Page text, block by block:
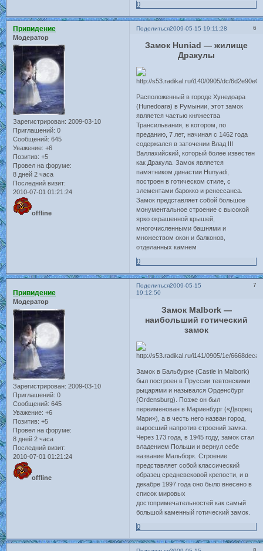
0
Поделиться 6
2009-05-15 19:11:28
Привидение
Модератор
Зарегистрирован: 2009-03-10
Приглашений: 0
Сообщений: 645
Уважение: +6
Позитив: +5
Провел на форуме:
8 дней 2 часа
Последний визит:
2010-07-01 01:21:24
offline
Замок Huniad — жилище
Дракулы
Расположенный в городе Хунедоара
(Hunedoara) в Румынии, этот замок
является частью княжества
Трансильвания, в котором, по
преданию, 7 лет, начиная с 1462 года
содержался в заточении Влад III
Валлахийский, который более известен
как Дракула. Замок является
памятником династии Hunyadi,
построен в готическом стиле, с
элементами барокко и ренессанса.
Замок представляет собой большое
монументальное строение с высокой
ярко окрашенной крышей,
многочисленными башнями и
множеством окон и балконов,
отделанных камнем
0
Поделиться 7
2009-05-15
19:12:50
Привидение
Модератор
Зарегистрирован: 2009-03-10
Приглашений: 0
Сообщений: 645
Уважение: +6
Позитив: +5
Провел на форуме:
8 дней 2 часа
Последний визит:
2010-07-01 01:21:24
offline
Замок Malbork —
наибольший готический
замок
Замок в Бальбурке (Castle in Malbork)
был построен в Пруссии тевтонскими
рыцарями и назывался Орденсбург
(Ordensburg). Позже он был
переименован в Мариенбург («Дворец
Мари»), а в честь него назван город,
выросший напротив строений замка.
Через 173 года, в 1945 году, замок стал
владением Польши и вернул себе
название Мальборк. Строение
представляет собой классический
образец средневековой крепости, и в
декабре 1997 года оно было внесено в
список мировых
достопримечательностей как самый
большой каменный готический замок.
0